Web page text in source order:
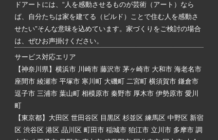
ドアートには、“人を感動させるものが芸術（アート）なら
ば、自分たちは家を建てる（ビルド）ことで住む人を感動さ
せたい”そんな意味を込めています。家づくりをご検討の場合
は、ぜひお声掛けください。
サービス対応エリア
【神奈川県】横浜市 川崎市 藤沢市 茅ヶ崎市 大和市 海老名市
座間市 綾瀬市 平塚市 寒川町 大磯町 二宮町 横須賀市 鎌倉市
逗子市 三浦市 葉山町 相模原市 秦野市 厚木市 伊勢原市 愛川
町
【東京都】大田区 世田谷区 目黒区 杉並区 練馬区 中野区 新宿
区 渋谷区 港区 品川区 町田市 稲城市 狛江市 立川市 多摩市 調